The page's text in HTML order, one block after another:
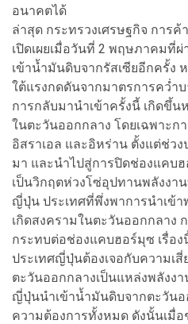
อนาคตได้
ล่าสุด กระทรวงเศรษฐกิจ การ
เปิดเผยเมื่อวันที่ 2 พฤษภาคมที่
เข้าน้ำมันดิบจากรัสเซียอีกครั้ง
ใต้แรงกดดันจากมาตรการคว่ำ
การกลับมานำเข้าครั้งนี้ เกิดขึ้น
ในตะวันออกกลาง โดยเฉพาะก
อิสราเอล และอิหร่าน ตั้งแต่ช่ว
มา และนำไปสู่การปิดช่องแคบ
เป็นวิกฤตห่วงโซ่อุปทานพลังงา
ญี่ปุ่น ประเทศที่พึ่งพาการนำเข้า
เกิดสงครามในตะวันออกกลาง
กระทบต่อช่องแคบฮอร์มุซ เรื่อง
ประเทศญี่ปุ่นต้องเจอกับความเ
ตะวันออกกลางเป็นแหล่งพลังง
ญี่ปุ่นนำเข้าน้ำมันดิบจากตะวันอ
ความต้องการทั้งหมด ดังนั้นเมื่